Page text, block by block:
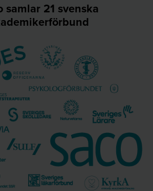
samlar 21 svenska